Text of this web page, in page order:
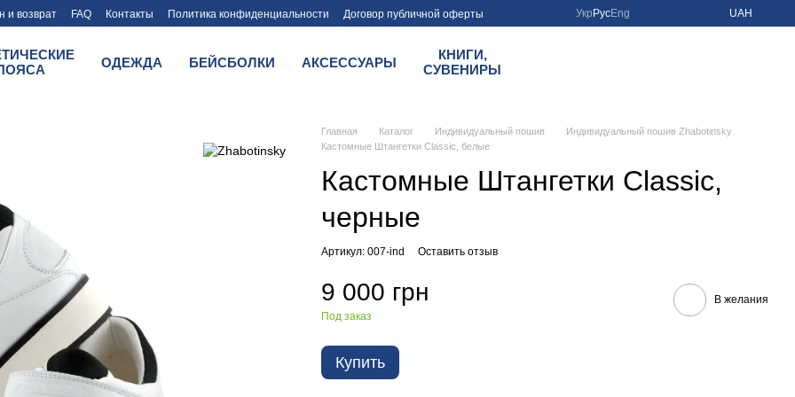
и возврат FAQ Контакты Политика конфиденциальности
Договор публичной оферты
Укр РусEng UAH
ОДЕЖДА БЕЙСБОЛКИ АКСЕССУАРЫ
КНИГИ,
СУВЕНИРЫ
Главная Каталог Индивидуальный пошив
Индивидуальный пошив Zhabotinsky
Кастомные Штангетки Classic, белые
Кастомные Штангетки Classic,
черные
Артикул: 007-ind Оставить отзыв
9 000 грн
Под заказ
В желания
Купить